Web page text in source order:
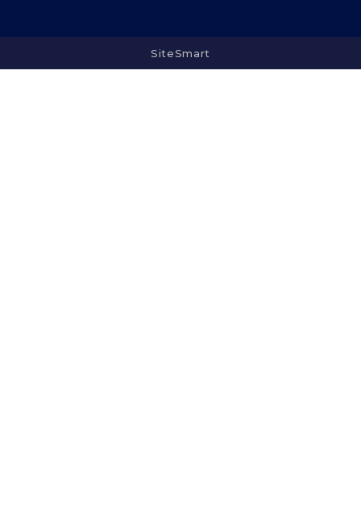
SiteSmart